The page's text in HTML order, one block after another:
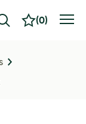
(0)